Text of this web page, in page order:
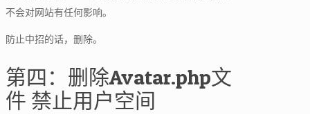
不会对网站有任何影响。
防止中招的话，删除。
第四：删除Avatar.php文
件 禁止用户空间